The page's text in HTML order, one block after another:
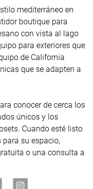
mediterráneo en
boutique para
con vista al lago
para exteriores que
de California
que se adapten a
conocer de cerca los
únicos y los
Cuando esté listo
su espacio,
o una consulta a